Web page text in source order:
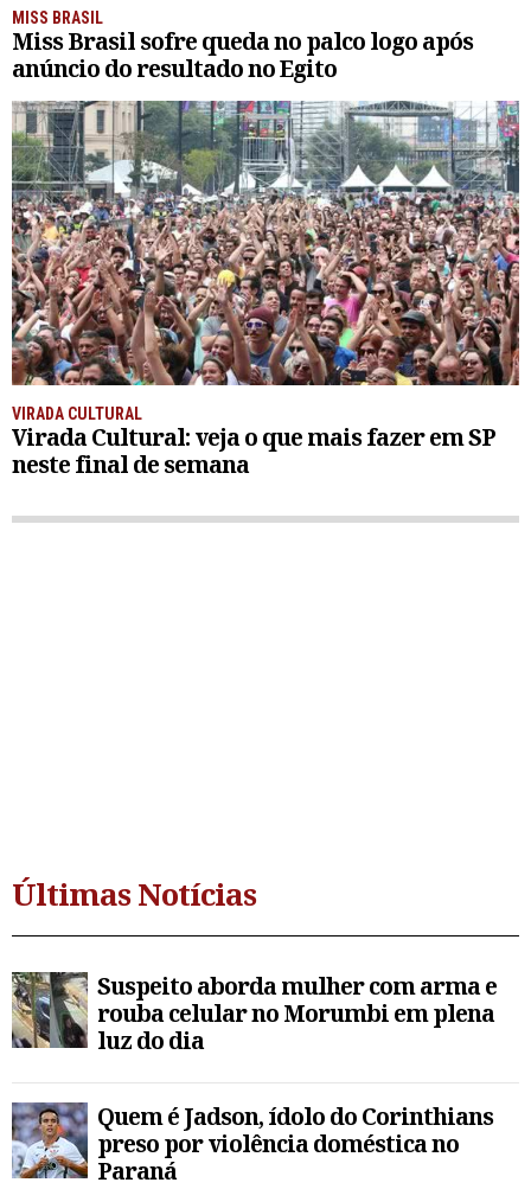
MISS BRASIL
Miss Brasil sofre queda no palco logo após
anúncio do resultado no Egito
VIRADA CULTURAL
Virada Cultural: veja o que mais fazer em SP
neste final de semana
Últimas Notícias
Suspeito aborda mulher com arma e
rouba celular no Morumbi em plena
luz do dia
Quem é Jadson, ídolo do Corinthians
preso por violência doméstica no
Paraná